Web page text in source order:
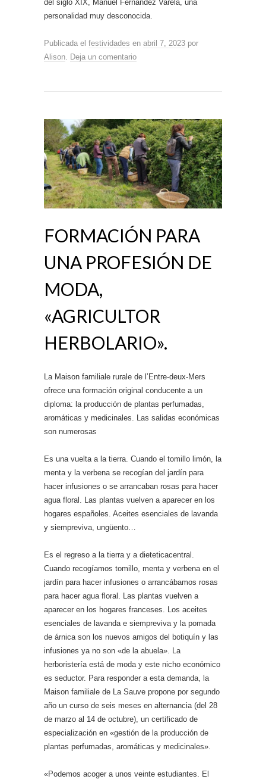
del siglo XIX, Manuel Fernández Varela, una
personalidad muy desconocida.
Publicada el festividades en abril 7, 2023 por
Alison Deja un comentario
FORMACIÓN PARA
UNA PROFESIÓN DE
MODA,
«AGRICULTOR
HERBOLARIO».
La Maison familiale rurale de l’Entre-deux-Mers
ofrece una formación original conducente a un
diploma: la producción de plantas perfumadas,
aromáticas y medicinales. Las salidas económicas
son numerosas
Es una vuelta a la tierra. Cuando el tomillo limón, la
menta y la verbena se recogían del jardín para
hacer infusiones o se arrancaban rosas para hacer
agua floral. Las plantas vuelven a aparecer en los
hogares españoles. Aceites esenciales de lavanda
y siempreviva, ungüento…
Es el regreso a la tierra y a dieteticacentral.
Cuando recogíamos tomillo, menta y verbena en el
jardín para hacer infusiones o arrancábamos rosas
para hacer agua floral. Las plantas vuelven a
aparecer en los hogares franceses. Los aceites
esenciales de lavanda e siempreviva y la pomada
de árnica son los nuevos amigos del botiquín y las
infusiones ya no son «de la abuela». La
herboristería está de moda y este nicho económico
es seductor. Para responder a esta demanda, la
Maison familiale de La Sauve propone por segundo
año un curso de seis meses en alternancia (del 28
de marzo al 14 de octubre), un certificado de
especialización en «gestión de la producción de
plantas perfumadas, aromáticas y medicinales».
«Podemos acoger a unos veinte estudiantes. El